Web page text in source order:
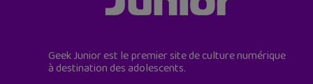
Geek Junior est le premier site de culture numérique
à destination des adolescents.